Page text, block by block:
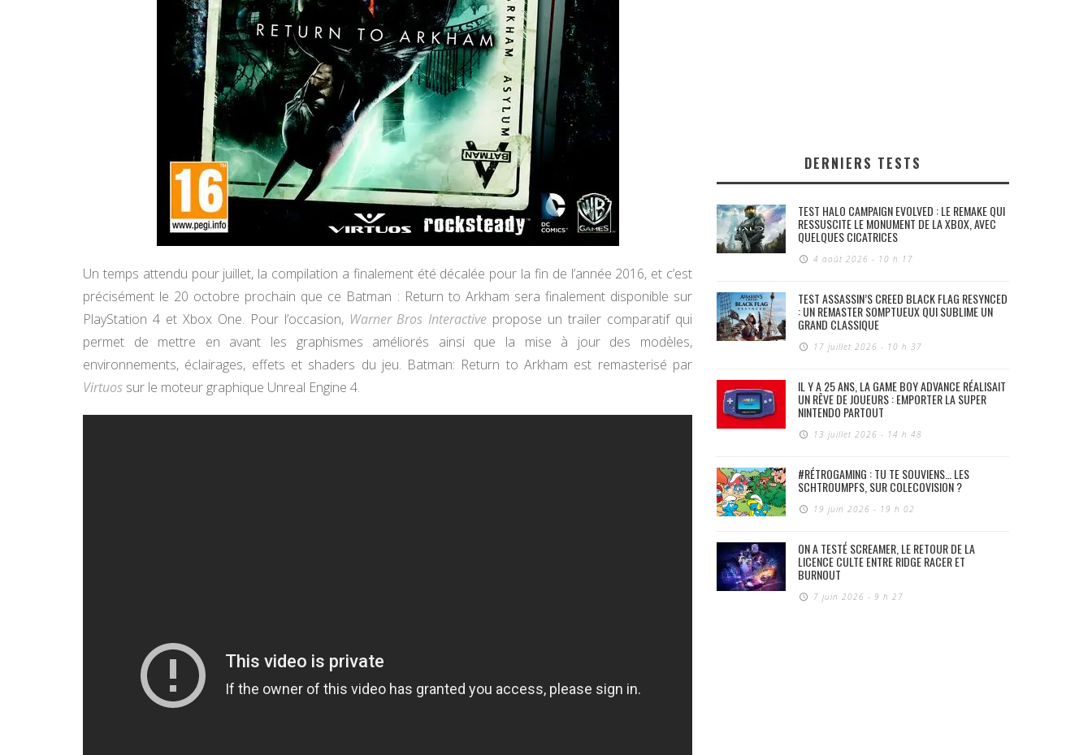
Un temps attendu pour juillet, la compilation a finalement été décalée pour la fin de l’année 2016, et c’est
précisément le 20 octobre prochain que ce Batman : Return to Arkham sera finalement disponible sur
PlayStation 4 et Xbox One. Pour l’occasion, Warner Bros Interactive propose un trailer comparatif qui
permet de mettre en avant les graphismes améliorés ainsi que la mise à jour des modèles,
environnements, éclairages, effets et shaders du jeu. Batman: Return to Arkham est remasterisé par
Virtuos sur le moteur graphique Unreal Engine 4.
DERNIERS TESTS
TEST HALO CAMPAIGN EVOLVED : LE REMAKE QUI
RESSUSCITE LE MONUMENT DE LA XBOX, AVEC
QUELQUES CICATRICES
4 août 2026 - 10 h 17
TEST ASSASSIN’S CREED BLACK FLAG RESYNCED
: UN REMASTER SOMPTUEUX QUI SUBLIME UN
GRAND CLASSIQUE
17 juillet 2026 - 10 h 37
IL Y A 25 ANS, LA GAME BOY ADVANCE RÉALISAIT
UN RÊVE DE JOUEURS : EMPORTER LA SUPER
NINTENDO PARTOUT
13 juillet 2026 - 14 h 48
#RÉTROGAMING : TU TE SOUVIENS… LES
SCHTROUMPFS, SUR COLECOVISION ?
19 juin 2026 - 19 h 02
ON A TESTÉ SCREAMER, LE RETOUR DE LA
LICENCE CULTE ENTRE RIDGE RACER ET
BURNOUT
7 juin 2026 - 9 h 27